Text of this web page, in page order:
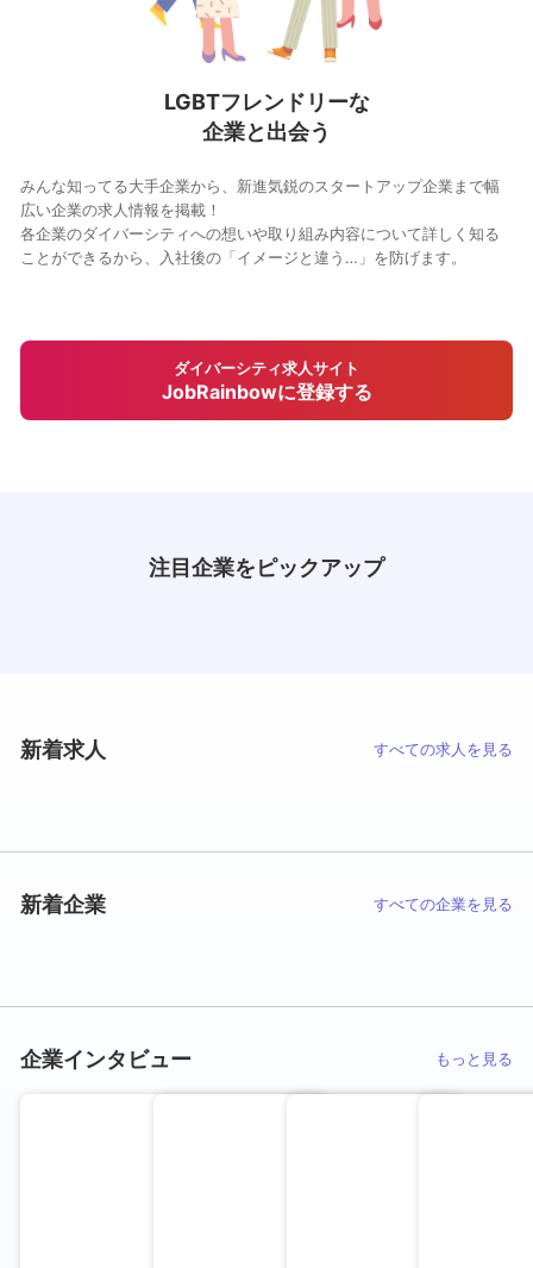
LGBTフレンドリーな
企業と出会う
みんな知ってる大手企業から、新進気鋭のスタートアップ企業まで幅
広い企業の求人情報を掲載！
各企業のダイバーシティへの想いや取り組み内容について詳しく知る
ことができるから、入社後の「イメージと違う…」を防げます。
ダイバーシティ求人サイト
JobRainbowに登録する
注目企業をピックアップ
新着求人 すべての求人を見る
新着企業 すべての企業を見る
企業インタビュー もっと見る